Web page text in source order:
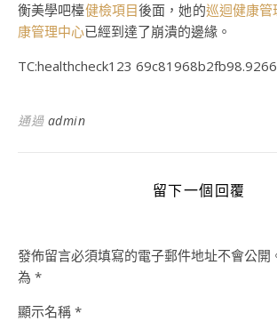
衡美學吧檯健檢項目後面，她的巡迴健康管
康管理中心已經到達了崩潰的邊緣。
TC:healthcheck123
通過 admin
留下一個回覆
發佈留言必須填寫的電子郵件地址不會公開
為 *
顯示名稱 *